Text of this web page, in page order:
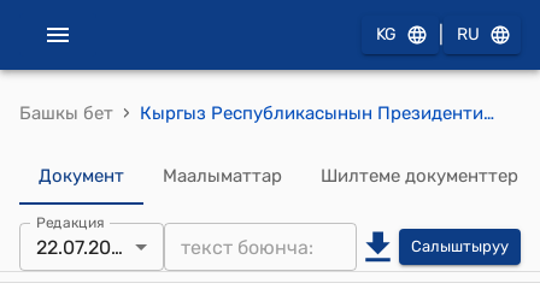
KG RU
Башкы бет › Кыргыз Республикасынын Президентинин 2024-жылдын 22-июлу ПЖ № 199 "Кыргыз Республикасынын жарандыгына кабыл алуу жөнүндө" токтому
Документ Маалыматтар Шилтеме документтер
Редакция
22.07.2024 Салыштыруу